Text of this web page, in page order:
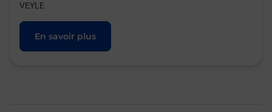
VEYLE
En savoir plus